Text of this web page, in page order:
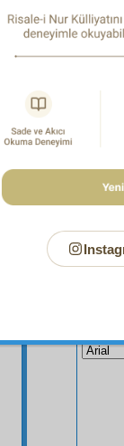
Dipnot-1
"Onlar